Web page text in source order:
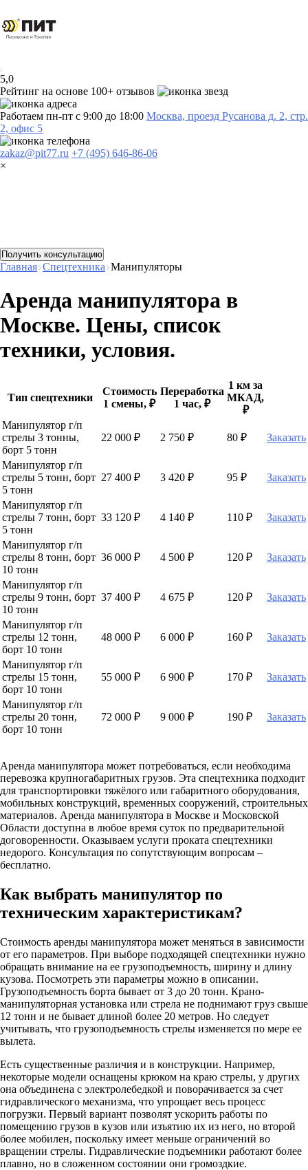
5,0
Рейтинг на основе 100+ отзывов
Работаем пн-пт с 9:00 до 18:00 Москва, проезд Русанова д. 2, стр.
2, офис 5
zakaz@pit77.ru +7 (495) 646-86-06
×
Получить консультацию
Главная Спецтехника Манипуляторы
Аренда манипулятора в
Москве. Цены, список
техники, условия.
Тип спецтехники
Стоимость
1 смены, ₽
Переработка
1 час, ₽
1 км за
МКАД,
₽
Манипулятор г/п
стрелы 3 тонны,
борт 5 тонн
22 000 ₽ 2 750 ₽ 80 ₽ Заказать
Манипулятор г/п
стрелы 5 тонн, борт
5 тонн
27 400 ₽ 3 420 ₽ 95 ₽ Заказать
Манипулятор г/п
стрелы 7 тонн, борт
5 тонн
33 120 ₽ 4 140 ₽ 110 ₽ Заказать
Манипулятор г/п
стрелы 8 тонн, борт
10 тонн
36 000 ₽ 4 500 ₽ 120 ₽ Заказать
Манипулятор г/п
стрелы 9 тонн, борт
10 тонн
37 400 ₽ 4 675 ₽ 120 ₽ Заказать
Манипулятор г/п
стрелы 12 тонн,
борт 10 тонн
48 000 ₽ 6 000 ₽ 160 ₽ Заказать
Манипулятор г/п
стрелы 15 тонн,
борт 10 тонн
55 000 ₽ 6 900 ₽ 170 ₽ Заказать
Манипулятор г/п
стрелы 20 тонн,
борт 10 тонн
72 000 ₽ 9 000 ₽ 190 ₽ Заказать
Аренда манипулятора может потребоваться, если необходима
перевозка крупногабаритных грузов. Эта спецтехника подходит
для транспортировки тяжёлого или габаритного оборудования,
мобильных конструкций, временных сооружений, строительных
материалов. Аренда манипулятора в Москве и Московской
Области доступна в любое время суток по предварительной
договоренности. Оказываем услуги проката спецтехники
недорого. Консультация по сопутствующим вопросам –
бесплатно.
Как выбрать манипулятор по
техническим характеристикам?
Стоимость аренды манипулятора может меняться в зависимости
от его параметров. При выборе подходящей спецтехники нужно
обращать внимание на ее грузоподъемность, ширину и длину
кузова. Посмотреть эти параметры можно в описании.
Грузоподъемность борта бывает от 3 до 20 тонн. Крано-
манипуляторная установка или стрела не поднимают груз свыше
12 тонн и не бывает длиной более 20 метров. Но следует
учитывать, что грузоподъемность стрелы изменяется по мере ее
вылета.
Есть существенные различия и в конструкции. Например,
некоторые модели оснащены крюком на краю стрелы, у других
она объединена с электролебедкой и поворачивается за счет
гидравлического механизма, что упрощает весь процесс
погрузки. Первый вариант позволят ускорить работы по
помещению грузов в кузов или изъятию их из него, но второй
более мобилен, поскольку имеет меньше ограничений во
вращении стрелы. Гидравлические подъемники работают более
плавно, но в сложенном состоянии они громоздкие.